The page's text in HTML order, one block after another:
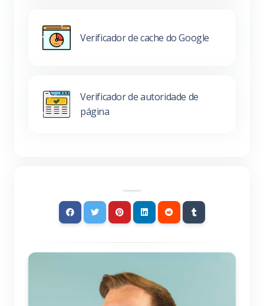
Verificador de cache do Google
Verificador de autoridade de
página